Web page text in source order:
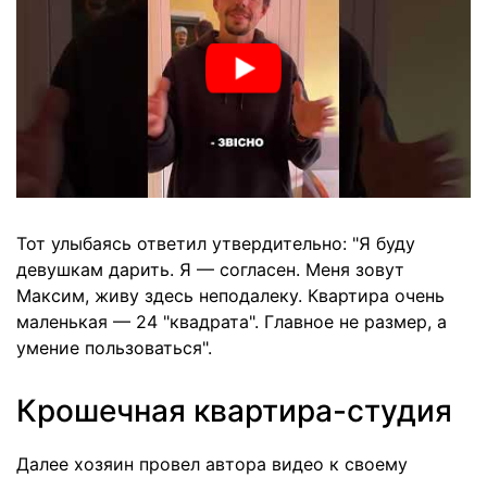
Тот улыбаясь ответил утвердительно: "Я буду
девушкам дарить. Я — согласен. Меня зовут
Максим, живу здесь неподалеку. Квартира очень
маленькая — 24 "квадрата". Главное не размер, а
умение пользоваться".
Крошечная квартира-студия
Далее хозяин провел автора видео к своему